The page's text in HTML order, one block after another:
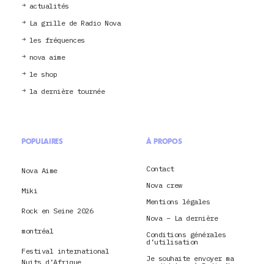
actualités
La grille de Radio Nova
les fréquences
nova aime
le shop
la dernière tournée
POPULAIRES
Nova Aime
Miki
Rock en Seine 2026
montréal
Festival international
Nuits d’Afrique
À PROPOS
Contact
Nova crew
Mentions légales
Nova – La dernière
Conditions générales
d’utilisation
Je souhaite envoyer ma